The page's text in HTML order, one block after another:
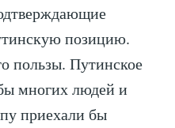
позицию.
пользы. Путинское
многих людей и
приехали бы